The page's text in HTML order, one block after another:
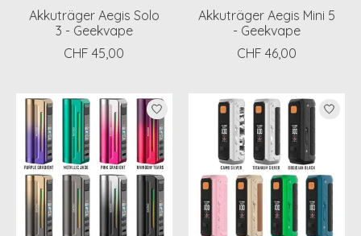
Akkuträger Aegis Solo
3 - Geekvape
CHF 45,00
Akkuträger Aegis Mini 5
- Geekvape
CHF 46,00